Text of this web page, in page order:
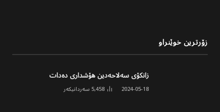
زۆرترین خوێنراو
زانکۆی سەلاحەدین هۆشداری دەدات
2024-05-18
5,458 سەردانیکەر